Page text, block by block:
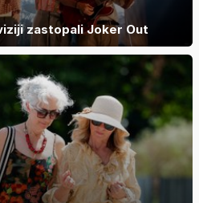
zastopali Joker Out